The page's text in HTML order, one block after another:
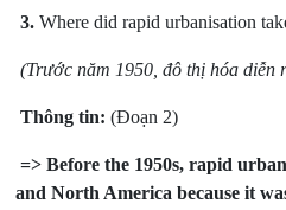
3. Where did rapid urbanisation
(Trước năm 1950, đô thị hóa diễn
Thông tin: (Đoạn 2)
=> Before the 1950s, rapid
and North America because it